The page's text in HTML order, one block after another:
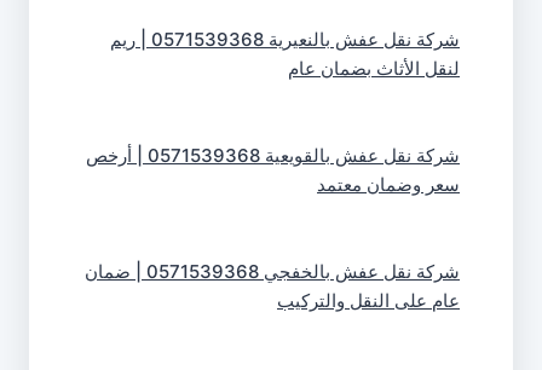
شركة نقل عفش بالنعيرية 0571539368 | ريم
لنقل الأثاث بضمان عام
شركة نقل عفش بالقويعية 0571539368 | أرخص
سعر وضمان معتمد
شركة نقل عفش بالخفجي 0571539368 | ضمان
عام على النقل والتركيب